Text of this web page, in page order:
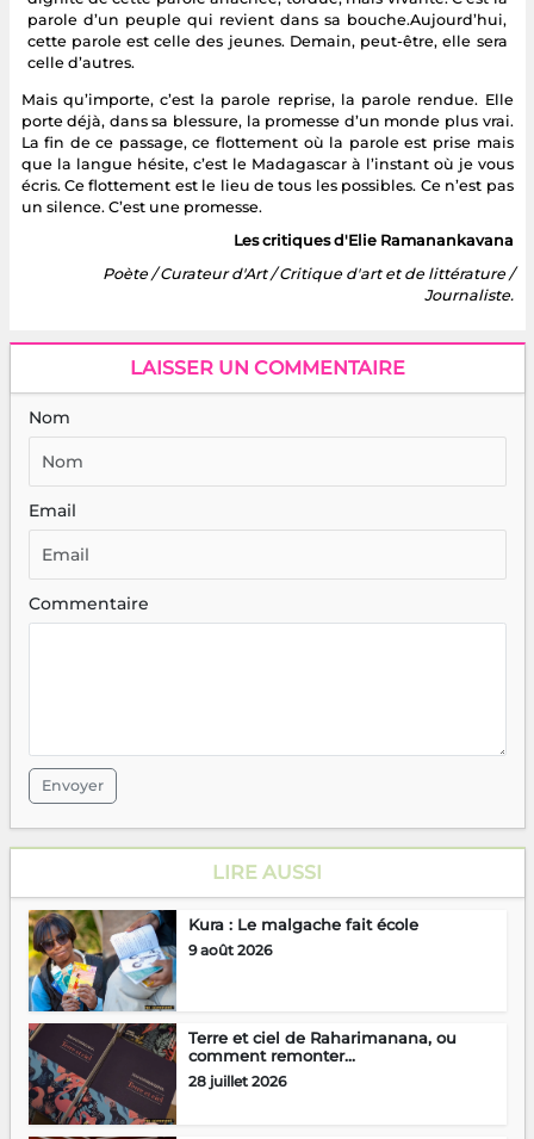
parole d’un peuple qui revient dans sa bouche.Aujourd’hui,
cette parole est celle des jeunes. Demain, peut-être, elle sera
celle d’autres.
Mais qu’importe, c’est la parole reprise, la parole rendue. Elle
porte déjà, dans sa blessure, la promesse d’un monde plus vrai.
La fin de ce passage, ce flottement où la parole est prise mais
que la langue hésite, c’est le Madagascar à l’instant où je vous
écris. Ce flottement est le lieu de tous les possibles. Ce n’est pas
un silence. C’est une promesse.
Les critiques d'Elie Ramanankavana
Poète / Curateur d'Art / Critique d'art et de littérature /
Journaliste.
LAISSER UN COMMENTAIRE
Nom
Email
Commentaire
Envoyer
LIRE AUSSI
Kura : Le malgache fait école
9 août 2026
Terre et ciel de Raharimanana, ou
comment remonter...
28 juillet 2026